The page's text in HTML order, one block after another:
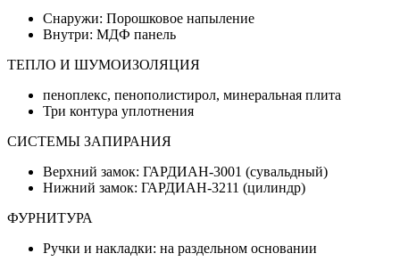
Снаружи: Порошковое напыление
Внутри: МДФ панель
ТЕПЛО И ШУМОИЗОЛЯЦИЯ
пеноплекс, пенополистирол, минеральная плита
Три контура уплотнения
СИСТЕМЫ ЗАПИРАНИЯ
Верхний замок: ГАРДИАН-3001 (сувальдный)
Нижний замок: ГАРДИАН-3211 (цилиндр)
ФУРНИТУРА
Ручки и накладки: на раздельном основании